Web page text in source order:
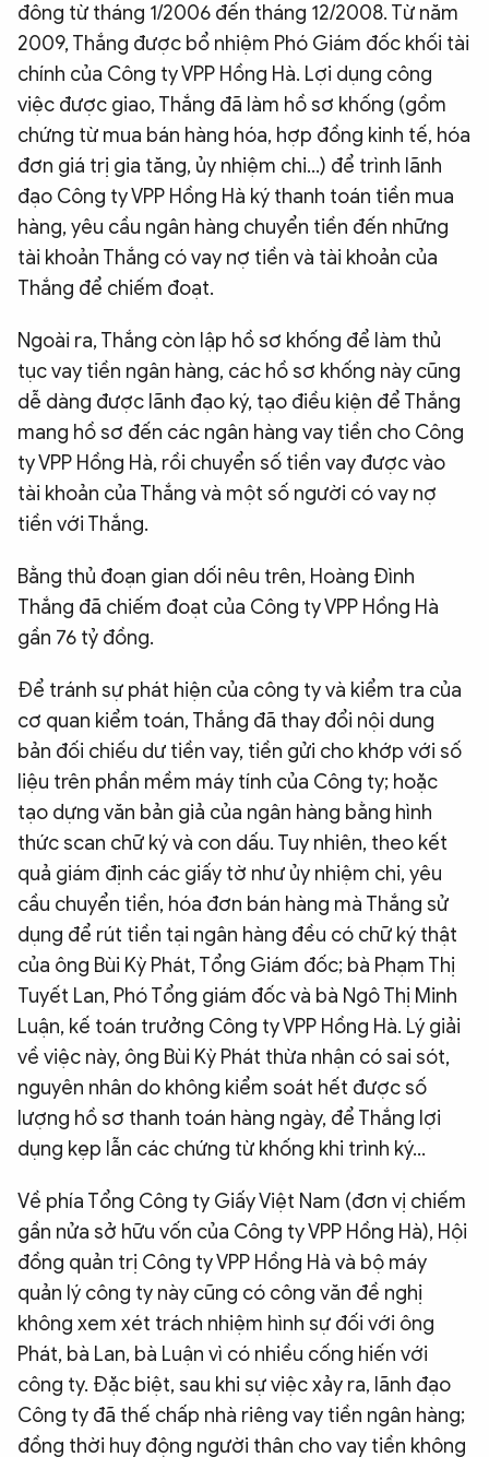
đông từ tháng 1/2006 đến tháng 12/2008. Từ năm
2009, Thắng được bổ nhiệm Phó Giám đốc khối tài
chính của Công ty VPP Hồng Hà. Lợi dụng công
việc được giao, Thắng đã làm hồ sơ khống (gồm
chứng từ mua bán hàng hóa, hợp đồng kinh tế, hóa
đơn giá trị gia tăng, ủy nhiệm chi...) để trình lãnh
đạo Công ty VPP Hồng Hà ký thanh toán tiền mua
hàng, yêu cầu ngân hàng chuyển tiền đến những
tài khoản Thắng có vay nợ tiền và tài khoản của
Thắng để chiếm đoạt.
Ngoài ra, Thắng còn lập hồ sơ khống để làm thủ
tục vay tiền ngân hàng, các hồ sơ khống này cũng
dễ dàng được lãnh đạo ký, tạo điều kiện để Thắng
mang hồ sơ đến các ngân hàng vay tiền cho Công
ty VPP Hồng Hà, rồi chuyển số tiền vay được vào
tài khoản của Thắng và một số người có vay nợ
tiền với Thắng.
Bằng thủ đoạn gian dối nêu trên, Hoàng Đình
Thắng đã chiếm đoạt của Công ty VPP Hồng Hà
gần 76 tỷ đồng.
Để tránh sự phát hiện của công ty và kiểm tra của
cơ quan kiểm toán, Thắng đã thay đổi nội dung
bản đối chiếu dư tiền vay, tiền gửi cho khớp với số
liệu trên phần mềm máy tính của Công ty; hoặc
tạo dựng văn bản giả của ngân hàng bằng hình
thức scan chữ ký và con dấu. Tuy nhiên, theo kết
quả giám định các giấy tờ như ủy nhiệm chi, yêu
cầu chuyển tiền, hóa đơn bán hàng mà Thắng sử
dụng để rút tiền tại ngân hàng đều có chữ ký thật
của ông Bùi Kỳ Phát, Tổng Giám đốc; bà Phạm Thị
Tuyết Lan, Phó Tổng giám đốc và bà Ngô Thị Minh
Luận, kế toán trưởng Công ty VPP Hồng Hà. Lý giải
về việc này, ông Bùi Kỳ Phát thừa nhận có sai sót,
nguyên nhân do không kiểm soát hết được số
lượng hồ sơ thanh toán hàng ngày, để Thắng lợi
dụng kẹp lẫn các chứng từ khống khi trình ký...
Về phía Tổng Công ty Giấy Việt Nam (đơn vị chiếm
gần nửa sở hữu vốn của Công ty VPP Hồng Hà), Hội
đồng quản trị Công ty VPP Hồng Hà và bộ máy
quản lý công ty này cũng có công văn đề nghị
không xem xét trách nhiệm hình sự đối với ông
Phát, bà Lan, bà Luận vì có nhiều cống hiến với
công ty. Đặc biệt, sau khi sự việc xảy ra, lãnh đạo
Công ty đã thế chấp nhà riêng vay tiền ngân hàng;
đồng thời huy động người thân cho vay tiền không